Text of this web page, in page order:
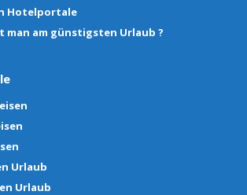
Hotelportale
man am günstigsten Urlaub ?
Urlaub
Urlaub